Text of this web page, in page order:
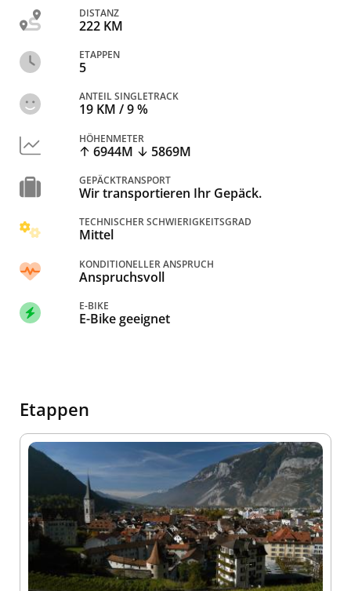
DISTANZ
222 KM
ETAPPEN
5
ANTEIL SINGLETRACK
19 KM / 9 %
HÖHENMETER
6944M 5869M
GEPÄCKTRANSPORT
Wir transportieren Ihr Gepäck.
TECHNISCHER SCHWIERIGKEITSGRAD
Mittel
KONDITIONELLER ANSPRUCH
Anspruchsvoll
E-BIKE
E-Bike geeignet
Etappen